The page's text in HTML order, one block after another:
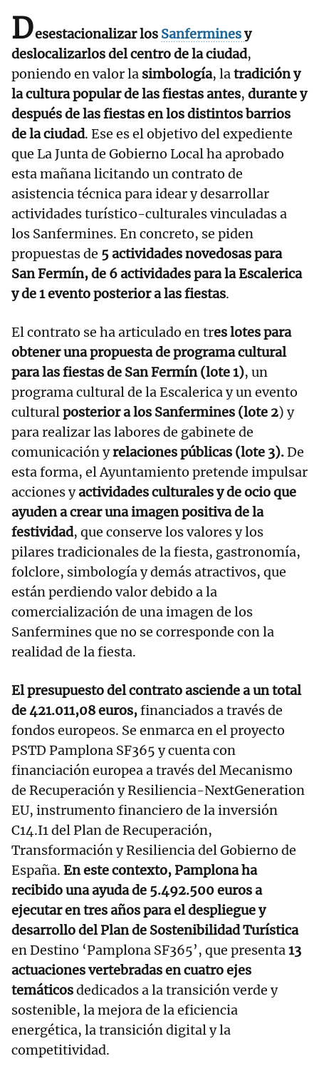
Desestacionalizar los Sanferminesy
deslocalizarlos del centro de la ciudad,
poniendo en valor la simbología, latradición y
la cultura popular de las fiestas antes, durante y
después de las fiestas en los distintos barrios
de la ciudad. Ese es el objetivo del expediente
que La Junta de Gobierno Local ha aprobado
esta mañana licitando un contrato de
asistencia técnica para idear y desarrollar
actividades turístico-culturales vinculadas a
los Sanfermines. En concreto, se piden
propuestas de 5 actividades novedosas para
San Fermín, de 6 actividades para la Escalerica
y de 1 evento posterior a las fiestas.
El contrato se ha articulado en tres lotes para
obtener una propuesta de programa cultural
para las fiestas de San Fermín (lote 1), un
programa cultural de la Escalerica y un evento
culturalposterior a los Sanfermines (lote 2) y
para realizar las labores de gabinete de
comunicación yrelaciones públicas (lote 3).De
esta forma, el Ayuntamiento pretende impulsar
acciones yactividades culturales y de ocio que
ayuden a crear una imagen positiva de la
festividad, que conserve los valores y los
pilares tradicionales de la fiesta, gastronomía,
folclore, simbología y demás atractivos, que
están perdiendo valor debido a la
comercialización de una imagen de los
Sanfermines que no se corresponde con la
realidad de la fiesta.
El presupuesto del contrato asciende a un total
de 421.011,08 euros,financiados a través de
fondos europeos. Se enmarca en el proyecto
PSTD Pamplona SF365 y cuenta con
financiación europea a través del Mecanismo
de Recuperación y Resiliencia-NextGeneration
EU, instrumento financiero de la inversión
C14.I1 del Plan de Recuperación,
Transformación y Resiliencia del Gobierno de
España. En este contexto, Pamplona ha
recibido una ayuda de 5.492.500 euros a
ejecutar en tres años para el despliegue y
desarrollo del Plan de Sostenibilidad Turística
en Destino ‘Pamplona SF365’, que presenta13
actuaciones vertebradas en cuatro ejes
temáticosdedicados a la transición verde y
sostenible, la mejora de la eficiencia
energética, la transición digital y la
competitividad.